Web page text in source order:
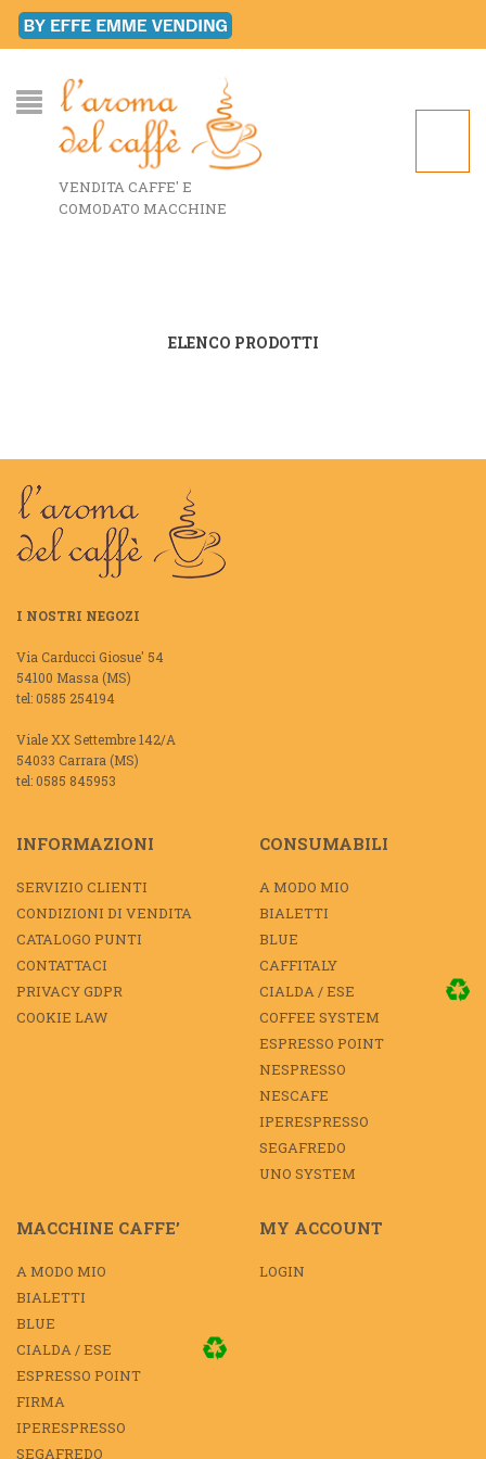
VENDITA CAFFE' E
COMODATO MACCHINE
ELENCO PRODOTTI
I NOSTRI NEGOZI
Via Carducci Giosue' 54
54100 Massa (MS)
tel: 0585 254194
Viale XX Settembre 142/A
54033 Carrara (MS)
tel: 0585 845953
INFORMAZIONI
SERVIZIO CLIENTI
CONDIZIONI DI VENDITA
CATALOGO PUNTI
CONTATTACI
PRIVACY GDPR
COOKIE LAW
CONSUMABILI
A MODO MIO
BIALETTI
BLUE
CAFFITALY
CIALDA / ESE
COFFEE SYSTEM
ESPRESSO POINT
NESPRESSO
NESCAFE
IPERESPRESSO
SEGAFREDO
UNO SYSTEM
MACCHINE CAFFE’
A MODO MIO
BIALETTI
BLUE
CIALDA / ESE
ESPRESSO POINT
FIRMA
IPERESPRESSO
SEGAFREDO
MY ACCOUNT
LOGIN